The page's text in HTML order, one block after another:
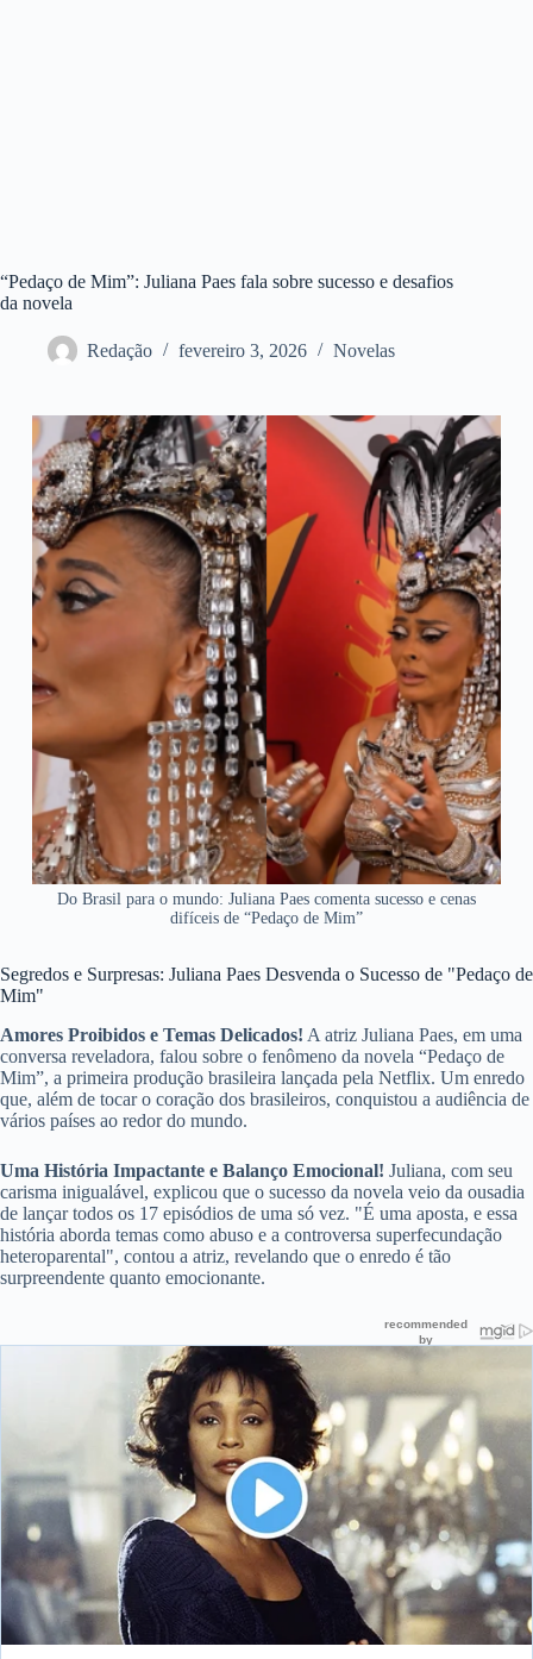
“Pedaço de Mim”: Juliana Paes fala sobre sucesso e desafios
da novela
Redação fevereiro 3, 2026 Novelas
Do Brasil para o mundo: Juliana Paes comenta sucesso e cenas
difíceis de “Pedaço de Mim”
Segredos e Surpresas: Juliana Paes Desvenda o Sucesso de "Pedaço de
Mim"
Amores Proibidos e Temas Delicados! A atriz Juliana Paes, em uma
conversa reveladora, falou sobre o fenômeno da novela “Pedaço de
Mim”, a primeira produção brasileira lançada pela Netflix. Um enredo
que, além de tocar o coração dos brasileiros, conquistou a audiência de
vários países ao redor do mundo.
Uma História Impactante e Balanço Emocional! Juliana, com seu
carisma inigualável, explicou que o sucesso da novela veio da ousadia
de lançar todos os 17 episódios de uma só vez. "É uma aposta, e essa
história aborda temas como abuso e a controversa superfecundação
heteroparental", contou a atriz, revelando que o enredo é tão
surpreendente quanto emocionante.